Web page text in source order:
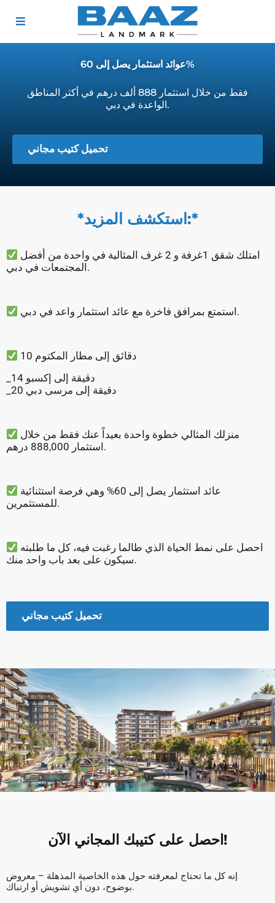
عوائد استثمار يصل إلى 60%
فقط من خلال استثمار 888 ألف درهم في أكثر المناطق
الواعدة في دبي.
تحميل كتيب مجاني
*استكشف المزيد:*
المجتمعات في دبي.
استمتع بمرافق فاخرة مع عائد استثمار واعد في دبي.
10 دقائق إلى مطار المکتوم
_14 دقيقة إلى إكسبو
_20 دقيقة إلى مرسى دبي
استثمار 888,000 درهم.
للمستثمرين.
سيكون على بعد باب واحد منك.
تحميل كتيب مجاني
احصل على كتيبك المجاني الآن!
إنه كل ما تحتاج لمعرفته حول هذه الخاصية المذهلة – معروض
بوضوح، دون أي تشويش أو ارتباك.